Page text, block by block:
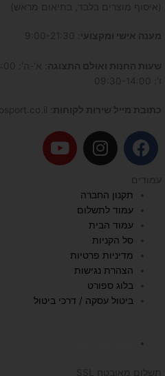
(איסוף מוצרים בלבד, בתיאום מראש)
מענה אישי ומקצועי
שעות החנות ואולם התצוגה : א'-ה': 09:00-18:00
ו': 09:30-14:00
כתובת מייל שירות לקוחות
F
a
c
e
b
o
o
k
I
n
t
a
g
r
a
m
Y
o
עמודים
תקנון החברה
עמוד לתשלום
עמוד הבית
סל הקניות
מדיניות פרטיות
הצהרת נגישות
בלוג ספורט
ביטול עסקה / דרכי ביטול
תשלום מאובטח SSL